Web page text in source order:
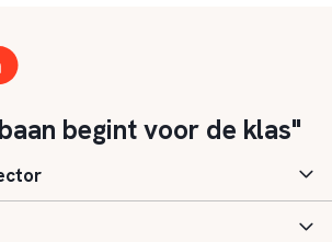
begint voor de klas"